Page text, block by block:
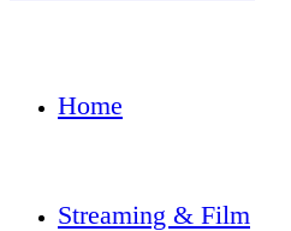
Home
Streaming & Film